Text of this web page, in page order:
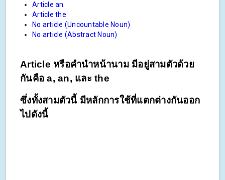
Article an
Article the
No article (Uncountable Noun)
No article (Abstract Noun)
Article หรือคำนำหน้านาม มีอยู่สามตัวด้วย
กันคือ a, an, และ the
ซึ่งทั้งสามตัวนี้ มีหลักการใช้ที่แตกต่างกันออก
ไปดังนี้